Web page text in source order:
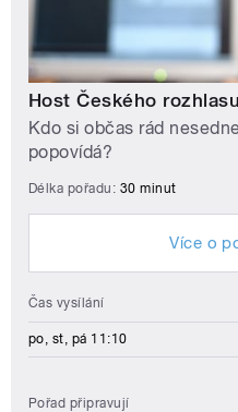
Host Českého
Kdo si občas rád
popovídá?
Délka pořadu: 30 minut
Více o
Čas vysílání
po, st, pá 11:10
Pořad připravují